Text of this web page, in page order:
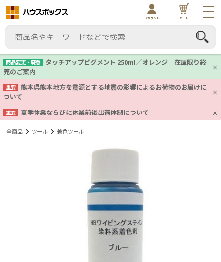
商品変更・廃番
タッチアップピグメント 250ml／オレンジ 在庫限り終
売のご案内
重要
熊本県熊本地方を震源とする地震の影響によるお荷物のお届けに
ついて
重要 夏季休業ならびに休業前後出荷体制について
アカウント カート
全商品 ツール 着色ツール